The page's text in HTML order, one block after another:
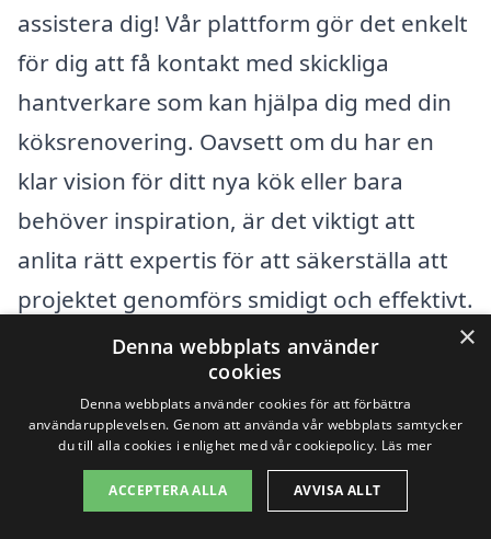
assistera dig! Vår plattform gör det enkelt
för dig att få kontakt med skickliga
hantverkare som kan hjälpa dig med din
köksrenovering. Oavsett om du har en
klar vision för ditt nya kök eller bara
behöver inspiration, är det viktigt att
anlita rätt expertis för att säkerställa att
projektet genomförs smidigt och effektivt.
När du söker efter företag för att
renovera kök i Storvreta är det bra att
överväga alternativ i närliggande städer.
Här är några ställen i närheten där du kan
×
Denna webbplats använder
cookies
Denna webbplats använder cookies för att förbättra
användarupplevelsen. Genom att använda vår webbplats samtycker
du till alla cookies i enlighet med vår cookiepolicy. Läs mer
ACCEPTERA ALLA AVVISA ALLT